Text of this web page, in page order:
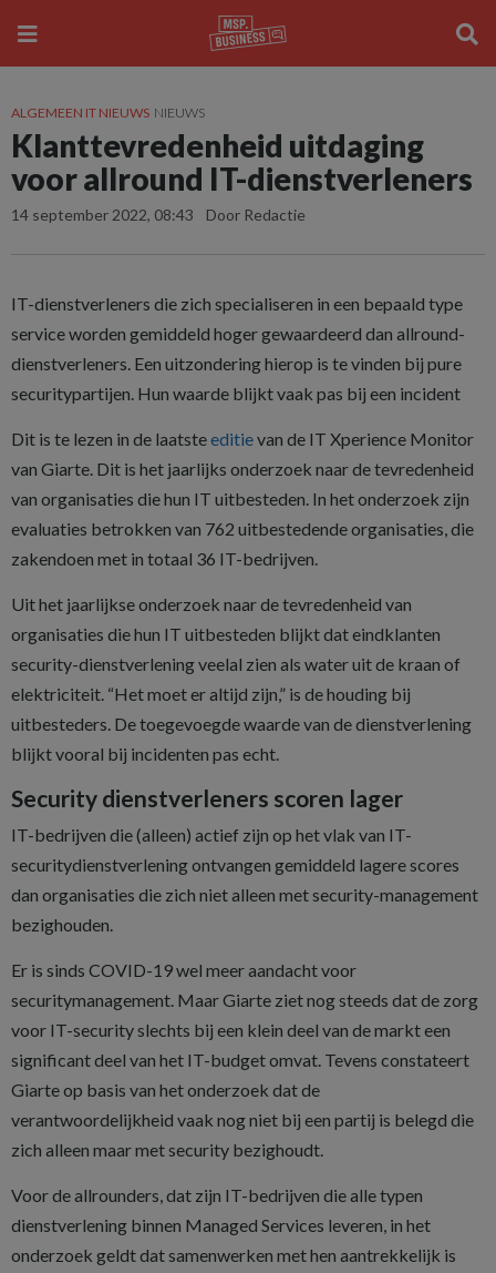
ALGEMEEN IT NIEUWS NIEUWS
Klanttevredenheid uitdaging
voor allround IT-dienstverleners
14 september 2022, 08:43 Door Redactie
IT-dienstverleners die zich specialiseren in een bepaald type
service worden gemiddeld hoger gewaardeerd dan allround-
dienstverleners. Een uitzondering hierop is te vinden bij pure
securitypartijen. Hun waarde blijkt vaak pas bij een incident
Dit is te lezen in de laatsteeditievan de IT Xperience Monitor
van Giarte. Dit is het jaarlijks onderzoek naar de tevredenheid
van organisaties die hun IT uitbesteden. In het onderzoek zijn
evaluaties betrokken van 762 uitbestedende organisaties, die
zakendoen met in totaal 36 IT-bedrijven.
Uit het jaarlijkse onderzoek naar de tevredenheid van
organisaties die hun IT uitbesteden blijkt dat eindklanten
security-dienstverlening veelal zien als water uit de kraan of
elektriciteit. “Het moet er altijd zijn,” is de houding bij
uitbesteders. De toegevoegde waarde van de dienstverlening
blijkt vooral bij incidenten pas echt.
Security dienstverleners scoren lager
IT-bedrijven die (alleen) actief zijn op het vlak van IT-
securitydienstverlening ontvangen gemiddeld lagere scores
dan organisaties die zich niet alleen met security-management
bezighouden.
Er is sinds COVID-19 wel meer aandacht voor
securitymanagement. Maar Giarte ziet nog steeds dat de zorg
voor IT-security slechts bij een klein deel van de markt een
significant deel van het IT-budget omvat. Tevens constateert
Giarte op basis van het onderzoek dat de
verantwoordelijkheid vaak nog niet bij een partij is belegd die
zich alleen maar met security bezighoudt.
Voor de allrounders, dat zijn IT-bedrijven die alle typen
dienstverlening binnen Managed Services leveren, in het
onderzoek geldt dat samenwerken met hen aantrekkelijk is